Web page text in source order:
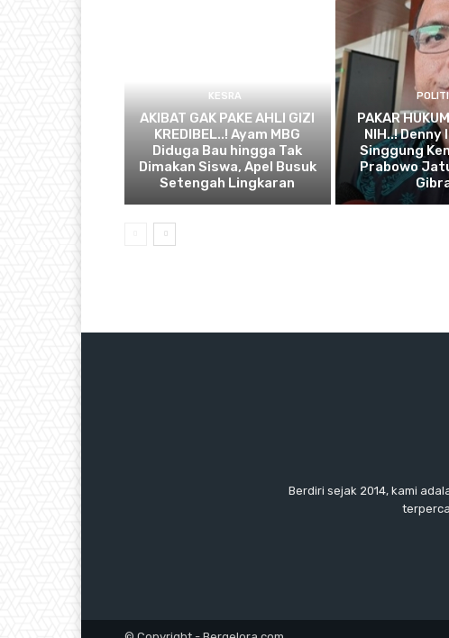
KESRA
AKIBAT GAK PAKE AHLI GIZI
KREDIBEL..! Ayam MBG
Diduga Bau hingga Tak
Dimakan Siswa, Apel Busuk
Setengah Lingkaran
PAKAR
NIH..!
Singgung
Prabowo
Berdiri sejak 2014, kami